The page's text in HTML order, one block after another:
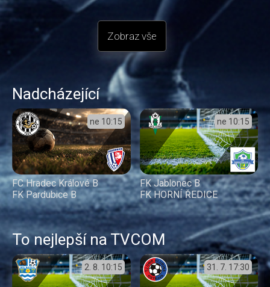
Zobraz vše
Nadcházející
ne 10:15
FC Hradec Králové B
FK Pardubice B
ne 10:15
FK Jablonec B
FK HORNÍ ŘEDICE
To nejlepší na TVCOM
2. 8. 10:15 31. 7. 17:30